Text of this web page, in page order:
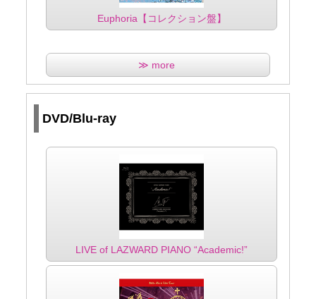
Euphoria【コレクション盤】
≫ more
DVD/Blu-ray
LIVE of LAZWARD PIANO “Academic!”